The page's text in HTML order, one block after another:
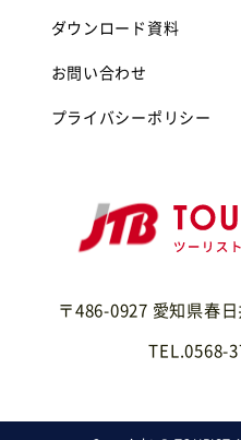
ダウンロード資料
お問い合わせ
プライバシーポリシー
〒486-0927 愛知県春
TEL.0568-